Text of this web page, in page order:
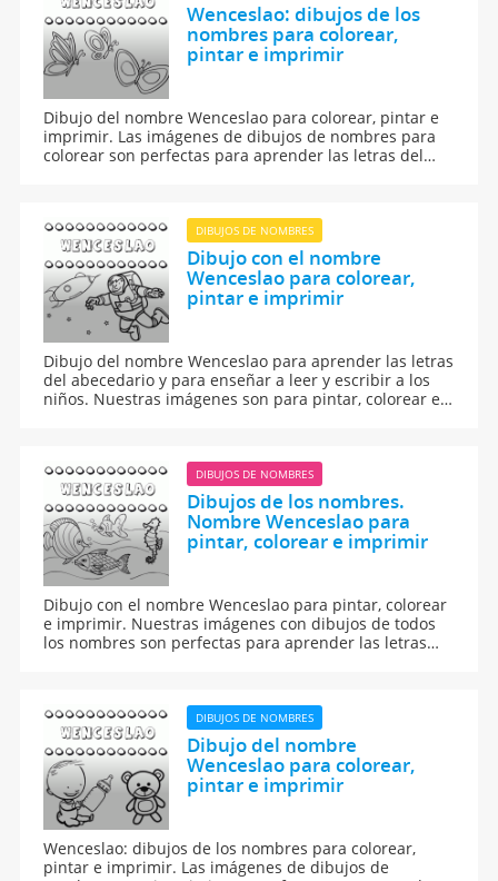
Wenceslao: dibujos de los
nombres para colorear,
pintar e imprimir
Dibujo del nombre Wenceslao para colorear, pintar e
imprimir. Las imágenes de dibujos de nombres para
colorear son perfectas para aprender las letras del
DIBUJOS DE NOMBRES
Dibujo con el nombre
Wenceslao para colorear,
pintar e imprimir
Dibujo del nombre Wenceslao para aprender las letras
del abecedario y para enseñar a leer y escribir a los
niños. Nuestras imágenes son para pintar, colorear e
DIBUJOS DE NOMBRES
Dibujos de los nombres.
Nombre Wenceslao para
pintar, colorear e imprimir
Dibujo con el nombre Wenceslao para pintar, colorear
e imprimir. Nuestras imágenes con dibujos de todos
los nombres son perfectas para aprender las letras
DIBUJOS DE NOMBRES
Dibujo del nombre
Wenceslao para colorear,
pintar e imprimir
Wenceslao: dibujos de los nombres para colorear,
pintar e imprimir. Las imágenes de dibujos de